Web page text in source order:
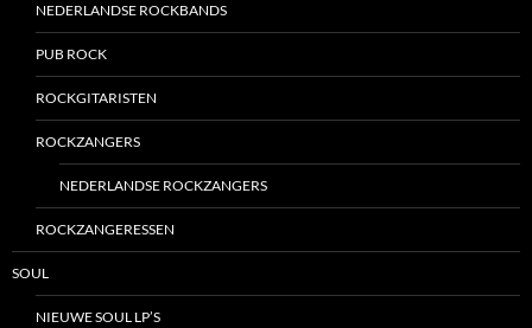
NEDERLANDSE ROCKBANDS
PUB ROCK
ROCKGITARISTEN
ROCKZANGERS
NEDERLANDSE ROCKZANGERS
ROCKZANGERESSEN
SOUL
NIEUWE SOUL LP’S